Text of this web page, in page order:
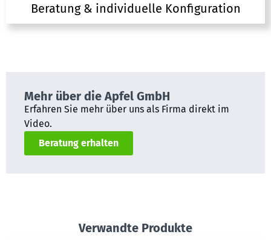
Beratung & individuelle Konfiguration
Mehr über die Apfel GmbH
Erfahren Sie mehr über uns als Firma direkt im
Video.
Beratung erhalten
Verwandte Produkte